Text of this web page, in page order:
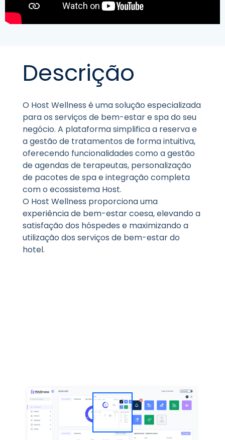
Descrição
O Host Wellness é uma solução especializada
para os serviços de bem-estar e spa do seu
negócio. A plataforma simplifica a reserva e
a gestão de tratamentos de forma intuitiva,
oferecendo funcionalidades como a gestão
de agendas de terapeutas, personalização
de pacotes de spa e integração completa
com o ecossistema Host.
O Host Wellness proporciona uma
experiência de bem-estar coesa, elevando a
satisfação dos hóspedes e maximizando a
utilização dos serviços de bem-estar do
hotel.